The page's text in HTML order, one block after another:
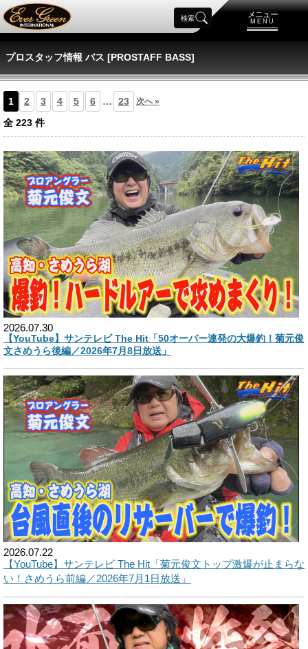
メニュー
MENU
検索
プロスタッフ情報 バス [PROSTAFF BASS]
1 2 3 4 5 6 … 23 次へ »
全 223 件
2026.07.30
【YouTube】サンテレビ The Hit「50オーバー連発の大爆釣！菊元俊
文さめうら後編／2026年7月8日放送」
2026.07.22
【YouTube】サンテレビ The Hit「菊元俊文トップ激爆が止まらな
い！さめうら前編／2026年7月1日放送」